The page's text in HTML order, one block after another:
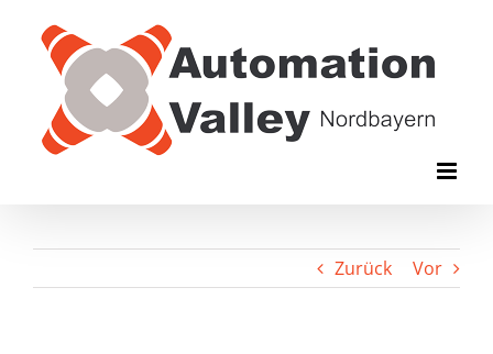
Inhalt
springen
Zurück Vor